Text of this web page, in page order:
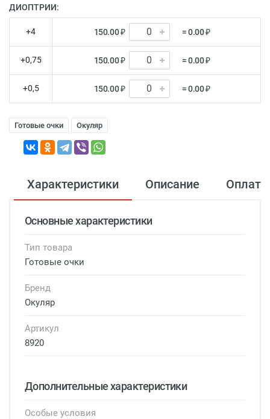
ДИОПТРИИ:
+4 150.00 ₽ = 0.00 ₽
+0,75 150.00 ₽ = 0.00 ₽
+0,5 150.00 ₽ = 0.00 ₽
Готовые очки Окуляр
Характеристики Описание Оплата
Основные характеристики
Тип товара
Готовые очки
Бренд
Окуляр
Артикул
8920
Дополнительные характеристики
Особые условия